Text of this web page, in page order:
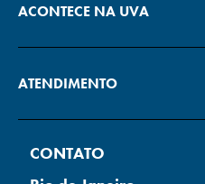
ACONTECE NA UVA
ATENDIMENTO
CONTATO